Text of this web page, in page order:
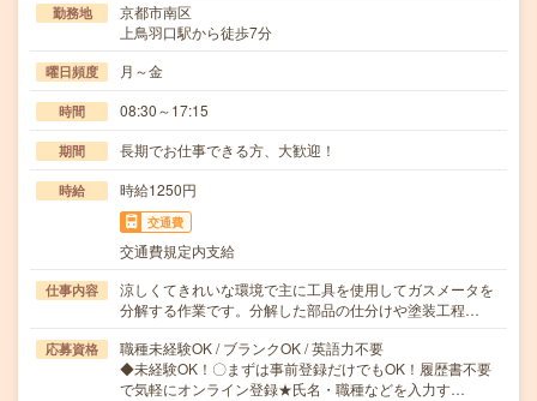
勤務地
京都市南区
上鳥羽口駅から徒歩7分
曜日頻度 月～金
時間 08:30～17:15
期間 長期でお仕事できる方、大歓迎！
時給 時給1250円
交通費
交通費規定内支給
仕事内容
涼しくてきれいな環境で主に工具を使用してガスメータを
分解する作業です。分解した部品の仕分けや塗装工程…
応募資格
職種未経験OK / ブランクOK / 英語力不要
◆未経験OK！〇まずは事前登録だけでもOK！履歴書不要
で気軽にオンライン登録★氏名・職種などを入力す…